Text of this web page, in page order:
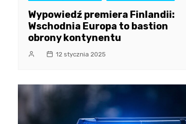
Wypowiedź premiera Finlandii:
Wschodnia Europa to bastion
obrony kontynentu
12 stycznia 2025